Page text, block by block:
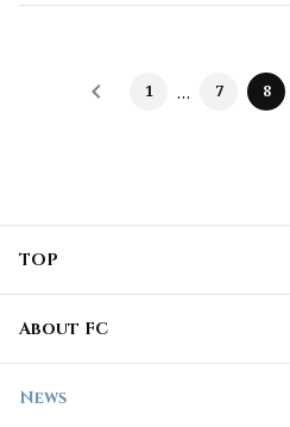
1 … 7 8
TOP
About FC
News